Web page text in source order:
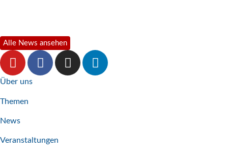
Alle News ansehen
Über uns
Themen
News
Veranstaltungen